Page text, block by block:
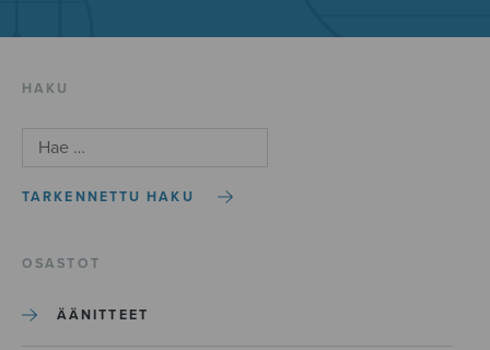
HAKU
TARKENNETTU HAKU
OSASTOT
ÄÄNITTEET